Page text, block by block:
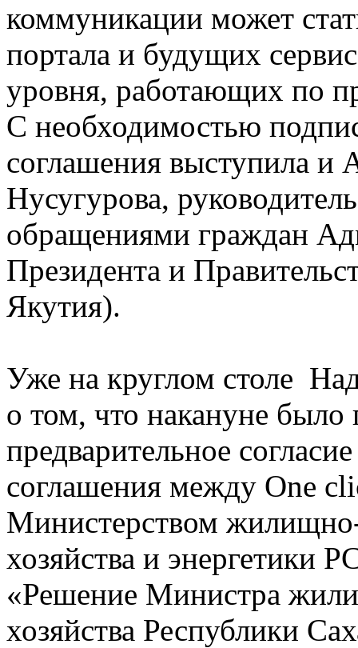
коммуникации может
портала и будущих
уровня, работающих по
С необходимостью
соглашения выступила и
Нусугурова,
обращениями граждан
Президента и
Якутия).
Уже на круглом столе
о том, что накануне было
предварительное
соглашения между One
Министерством
хозяйства и энергетики
«Решение Министра
хозяйства Республики